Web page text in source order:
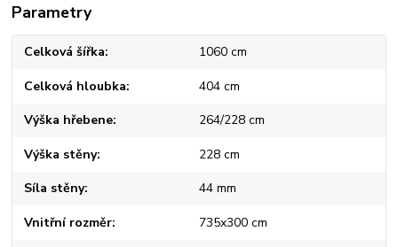
Parametry
Celková šířka 1060 cm
Celková hloubka 404 cm
Výška hřebene 264/228 cm
Výška stěny 228 cm
Síla stěny 44 mm
Vnitřní rozměr 735x300 cm